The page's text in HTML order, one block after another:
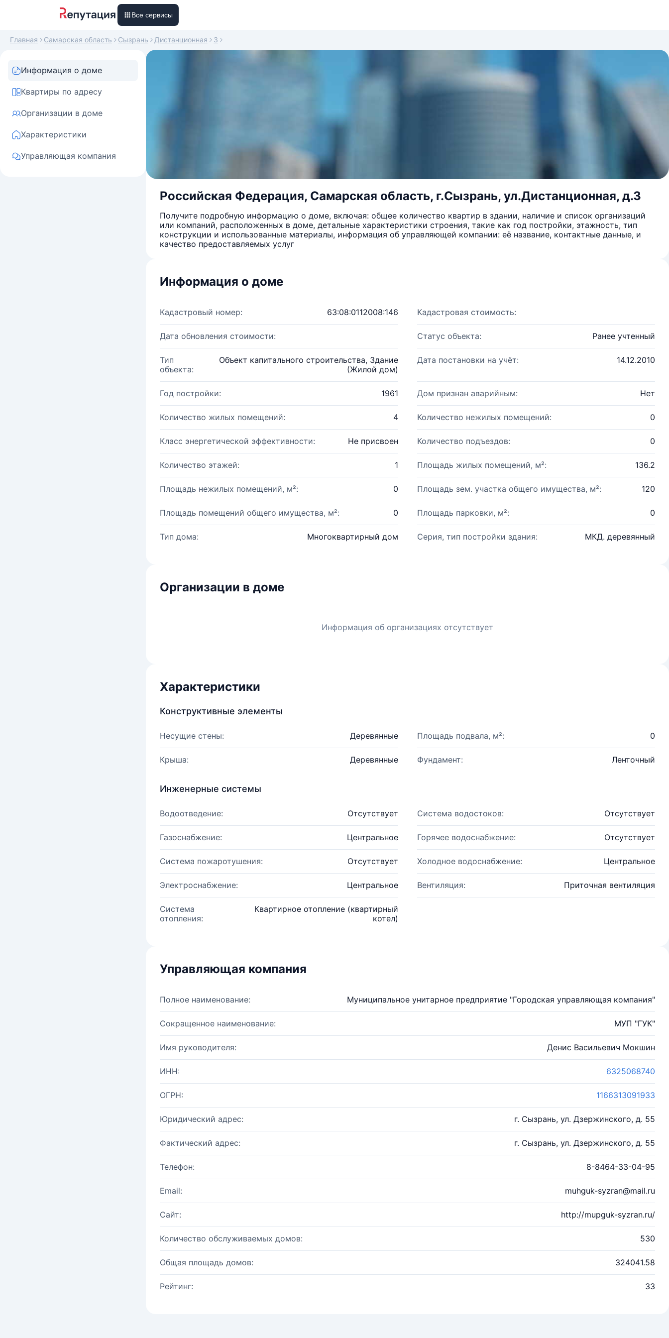
Все сервисы
Главная Самарская область Сызрань Дистанционная 3
Информация о доме
Квартиры по адресу
Организации в доме
Характеристики
Управляющая компания
Российская Федерация, Самарская область, г.Сызрань, ул.Дистанционная, д.3
Получите подробную информацию о доме, включая: общее количество квартир в здании, наличие и список организаций
или компаний, расположенных в доме, детальные характеристики строения, такие как год постройки, этажность, тип
конструкции и использованные материалы, информация об управляющей компании: её название, контактные данные, и
качество предоставляемых услуг
Информация о доме
Кадастровый номер: 63:08:0112008:146 Кадастровая стоимость:
Дата обновления стоимости: Статус объекта: Ранее учтенный
Тип
объекта:
Объект капитального строительства, Здание
(Жилой дом)
Дата постановки на учёт: 14.12.2010
Год постройки: 1961 Дом признан аварийным: Нет
Количество жилых помещений: 4 Количество нежилых помещений: 0
Класс энергетической эффективности: Не присвоен Количество подъездов: 0
Количество этажей: 1 Площадь жилых помещений, м²: 136.2
Площадь нежилых помещений, м²: 0 Площадь зем. участка общего имущества, м²: 120
Площадь помещений общего имущества, м²: 0 Площадь парковки, м²: 0
Тип дома: Многоквартирный дом Серия, тип постройки здания: МКД. деревянный
Организации в доме
Информация об организациях отсутствует
Характеристики
Конструктивные элементы
Несущие стены: Деревянные Площадь подвала, м²: 0
Крыша: Деревянные Фундамент: Ленточный
Инженерные системы
Водоотведение: Отсутствует Система водостоков: Отсутствует
Газоснабжение: Центральное Горячее водоснабжение: Отсутствует
Система пожаротушения: Отсутствует Холодное водоснабжение: Центральное
Электроснабжение: Центральное Вентиляция: Приточная вентиляция
Система
отопления:
Квартирное отопление (квартирный
котел)
Управляющая компания
Полное наименование: Муниципальное унитарное предприятие "Городская управляющая компания"
Сокращенное наименование: МУП "ГУК"
Имя руководителя: Денис Васильевич Мокшин
ИНН: 6325068740
ОГРН: 1166313091933
Юридический адрес: г. Сызрань, ул. Дзержинского, д. 55
Фактический адрес: г. Сызрань, ул. Дзержинского, д. 55
Телефон: 8-8464-33-04-95
Email: muhguk-syzran@mail.ru
Сайт: http://mupguk-syzran.ru/
Количество обслуживаемых домов: 530
Общая площадь домов: 324041.58
Рейтинг: 33